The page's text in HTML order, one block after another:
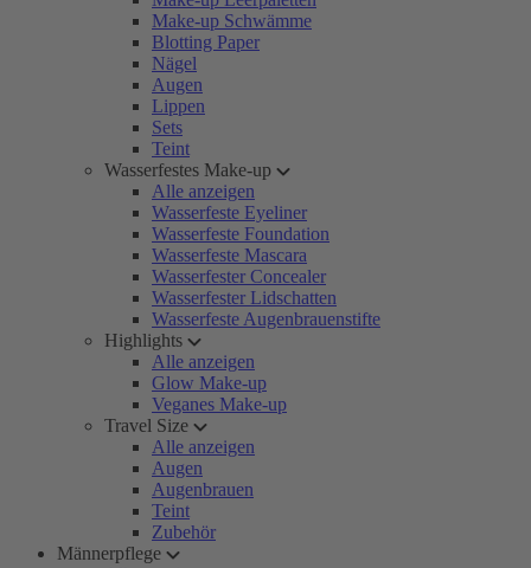
Make-up Schwämme
Blotting Paper
Nägel
Augen
Lippen
Sets
Teint
Wasserfestes Make-up
Alle anzeigen
Wasserfeste Eyeliner
Wasserfeste Foundation
Wasserfeste Mascara
Wasserfester Concealer
Wasserfester Lidschatten
Wasserfeste Augenbrauenstifte
Highlights
Alle anzeigen
Glow Make-up
Veganes Make-up
Travel Size
Alle anzeigen
Augen
Augenbrauen
Teint
Zubehör
Männerpflege